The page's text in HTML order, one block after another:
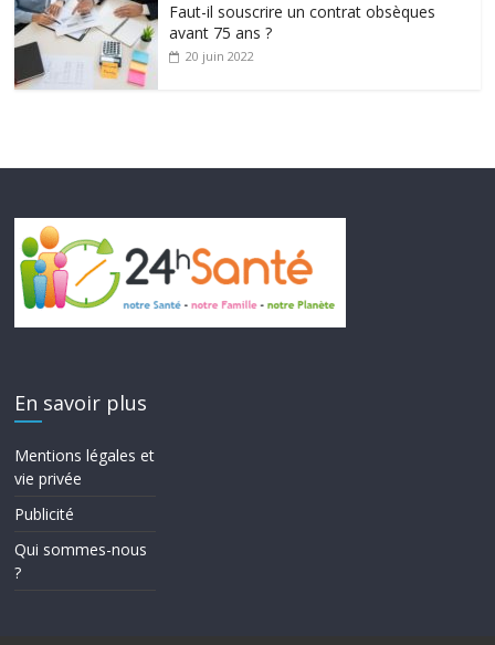
Faut-il souscrire un contrat obsèques
avant 75 ans ?
20 juin 2022
En savoir plus
Mentions légales et
vie privée
Publicité
Qui sommes-nous
?